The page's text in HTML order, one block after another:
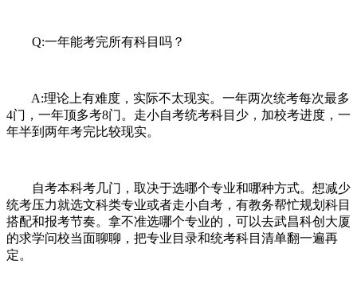
Q:一年能考完所有科目吗？
A:理论上有难度，实际不太现实。一年两次统考每次最多
4门，一年顶多考8门。走小自考统考科目少，加校考进度，一
年半到两年考完比较现实。
自考本科考几门，取决于选哪个专业和哪种方式。想减少
统考压力就选文科类专业或者走小自考，有教务帮忙规划科目
搭配和报考节奏。拿不准选哪个专业的，可以去武昌科创大厦
的求学问校当面聊聊，把专业目录和统考科目清单翻一遍再
定。